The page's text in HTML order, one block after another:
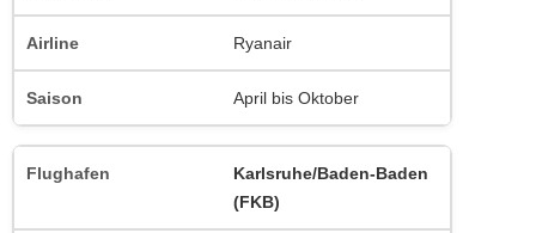
Ryanair
April bis Oktober
Karlsruhe/Baden-Baden
(FKB)